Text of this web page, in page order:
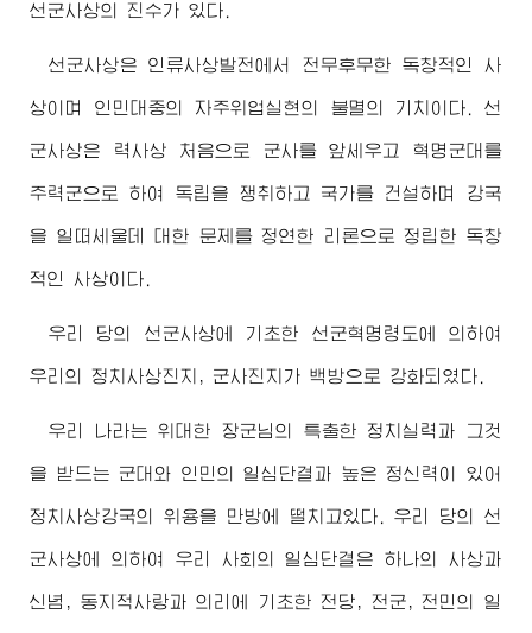
선군사상의 진수가 있다.
선군사상은 인류사상발전에서 전무후무한 독창적인 사
상이며 인민대중의 자주위업실현의 불멸의 기치이다. 선
군사상은 력사상 처음으로 군사를 앞세우고 혁명군대를
주력군으로 하여 독립을 쟁취하고 국가를 건설하며 강국
을 일떠세울데 대한 문제를 정연한 리론으로 정립한 독창
적인 사상이다.
우리 당의 선군사상에 기초한 선군혁명령도에 의하여
우리의 정치사상진지, 군사진지가 백방으로 강화되였다.
우리 나라는 위대한 장군님 의 특출한 정치실력과 그것
을 받드는 군대와 인민의 일심단결과 높은 정신력이 있어
정치사상강국의 위용을 만방에 떨치고있다. 우리 당의 선
군사상에 의하여 우리 사회의 일심단결은 하나의 사상과
신념, 동지적사랑과 의리에 기초한 전당, 전군, 전민의 일